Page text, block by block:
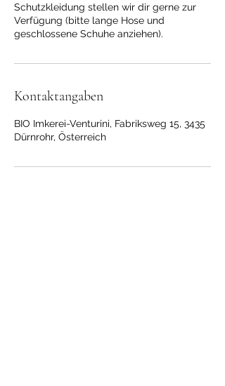
Schutzkleidung stellen wir dir gerne zur
Verfügung (bitte lange Hose und
geschlossene Schuhe anziehen).
Kontaktangaben
BIO Imkerei-Venturini, Fabriksweg 15, 3435
Dürnrohr, Österreich